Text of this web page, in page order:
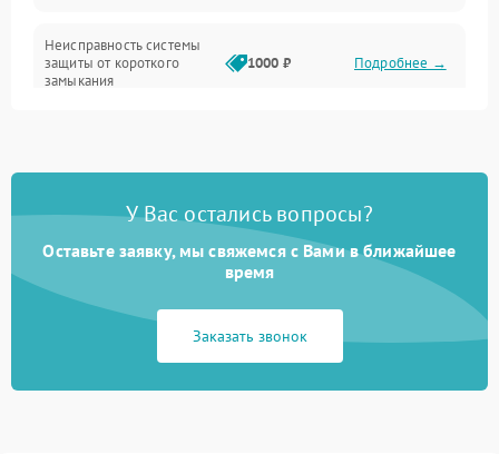
Неисправность системы
защиты от короткого
замыкания
1000 ₽ Подробнее →
Неисправность системы
перенапряжения
1000 ₽ Подробнее →
Неисправность системы
защиты от замыкания
1000 ₽
защиты от перегрузок
У Вас остались вопросы?
Оставьте заявку, мы свяжемся с Вами в ближайшее
время
Заказать звонок